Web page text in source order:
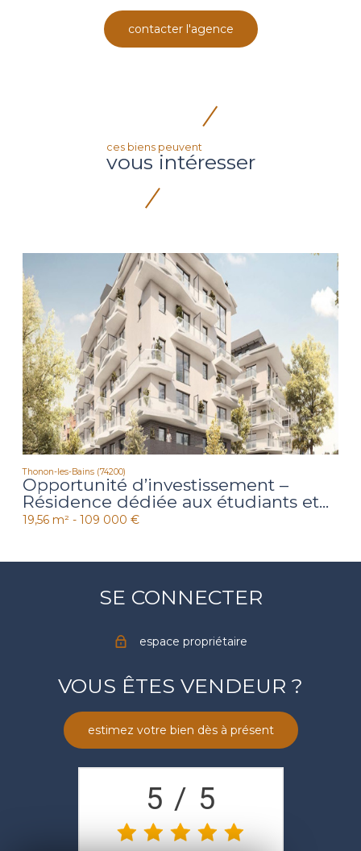
contacter l'agence
ces biens peuvent
vous intéresser
Thonon-les-Bains (74200)
Opportunité d’investissement –
Résidence dédiée aux étudiants et...
19,56 m² - 109 000 €
SE CONNECTER
espace propriétaire
VOUS ÊTES VENDEUR ?
estimez votre bien dès à présent
5 / 5